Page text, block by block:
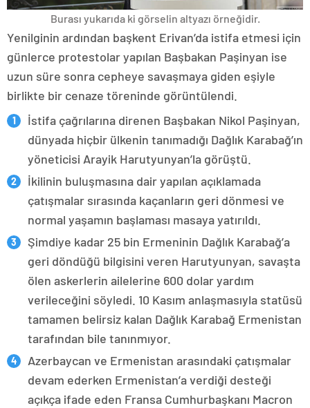
Burası yukarıda ki görselin altyazı örneğidir.
Yenilginin ardından başkent Erivan’da istifa etmesi için
günlerce protestolar yapılan Başbakan Paşinyan ise
uzun süre sonra cepheye savaşmaya giden eşiyle
birlikte bir cenaze töreninde görüntülendi.
İstifa çağrılarına direnen Başbakan Nikol Paşinyan,
dünyada hiçbir ülkenin tanımadığı Dağlık Karabağ’ın
yöneticisi Arayik Harutyunyan’la görüştü.
İkilinin buluşmasına dair yapılan açıklamada
çatışmalar sırasında kaçanların geri dönmesi ve
normal yaşamın başlaması masaya yatırıldı.
Şimdiye kadar 25 bin Ermeninin Dağlık Karabağ’a
geri döndüğü bilgisini veren Harutyunyan, savaşta
ölen askerlerin ailelerine 600 dolar yardım
verileceğini söyledi. 10 Kasım anlaşmasıyla statüsü
tamamen belirsiz kalan Dağlık Karabağ Ermenistan
tarafından bile tanınmıyor.
Azerbaycan ve Ermenistan arasındaki çatışmalar
devam ederken Ermenistan’a verdiği desteği
açıkça ifade eden Fransa Cumhurbaşkanı Macron